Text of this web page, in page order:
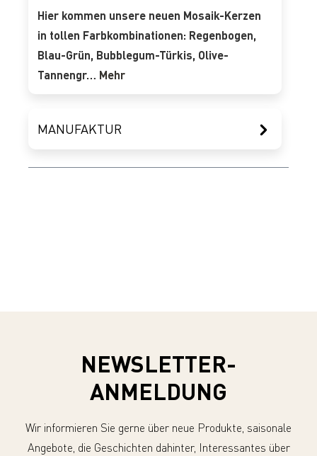
Hier kommen unsere neuen Mosaik-Kerzen
in tollen Farbkombinationen: Regenbogen,
Blau-Grün, Bubblegum-Türkis, Olive-
Tannengr… Mehr
MANUFAKTUR
NEWSLETTER-
ANMELDUNG
Wir informieren Sie gerne über neue Produkte, saisonale
Angebote, die Geschichten dahinter, Interessantes über